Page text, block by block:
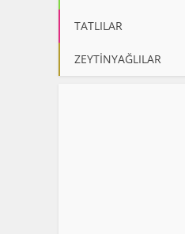
TATLILAR
ZEYTİNYAĞLILAR